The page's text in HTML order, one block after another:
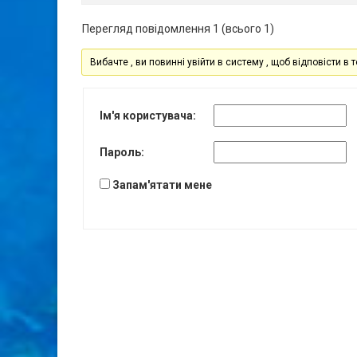
Перегляд повідомлення 1 (всього 1)
Вибачте , ви повинні увійти в систему , щоб відповісти в
Ім'я користувача:
Пароль:
Запам'ятати мене